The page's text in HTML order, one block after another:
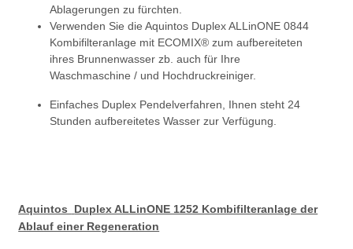
Ablagerungen zu fürchten.
Verwenden Sie die Aquintos Duplex ALLinONE 0844
Kombifilteranlage mit ECOMIX® zum aufbereiteten
ihres Brunnenwasser zb. auch für Ihre
Waschmaschine / und Hochdruckreiniger.
Einfaches Duplex Pendelverfahren, Ihnen steht 24
Stunden aufbereitetes Wasser zur Verfügung.
Aquintos
Duplex ALLinONE 1252 Kombifilteranlage der
Ablauf einer Regeneration